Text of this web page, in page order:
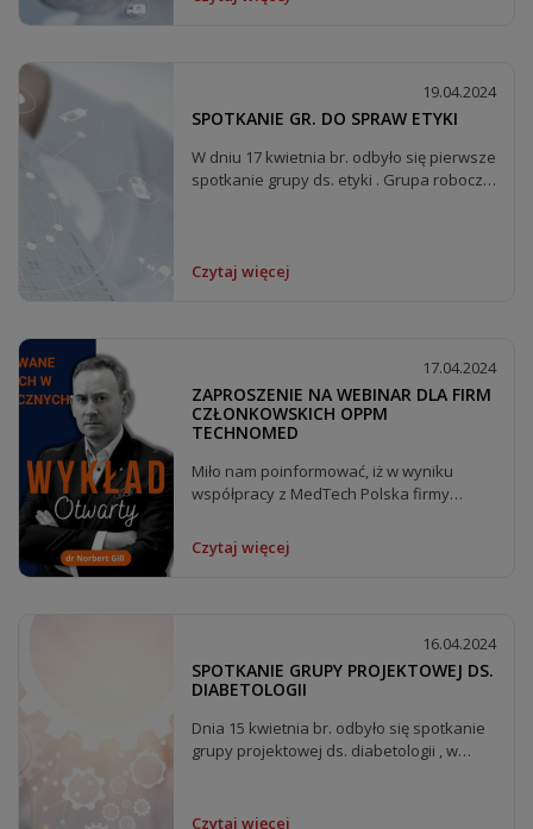
19.04.2024
SPOTKANIE GR. DO SPRAW ETYKI
W dniu 17 kwietnia br. odbyło się pierwsze
spotkanie grupy ds. etyki . Grupa robocza
Czytaj więcej
17.04.2024
ZAPROSZENIE NA WEBINAR DLA FIRM
CZŁONKOWSKICH OPPM
TECHNOMED
Miło nam poinformować, iż w wyniku
współpracy z MedTech Polska firmy
Czytaj więcej
16.04.2024
SPOTKANIE GRUPY PROJEKTOWEJ DS.
DIABETOLOGII
Dnia 15 kwietnia br. odbyło się spotkanie
grupy projektowej ds. diabetologii , w
Czytaj więcej